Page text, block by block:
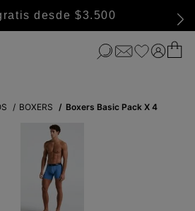
desde $3.500
BOXERS Boxers Basic Pack X 4